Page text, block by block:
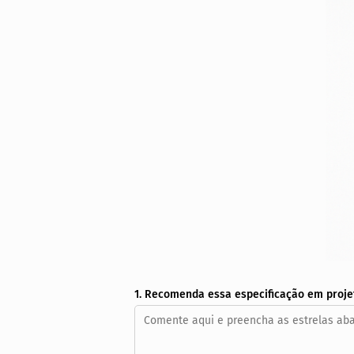
1. Recomenda essa especificação em